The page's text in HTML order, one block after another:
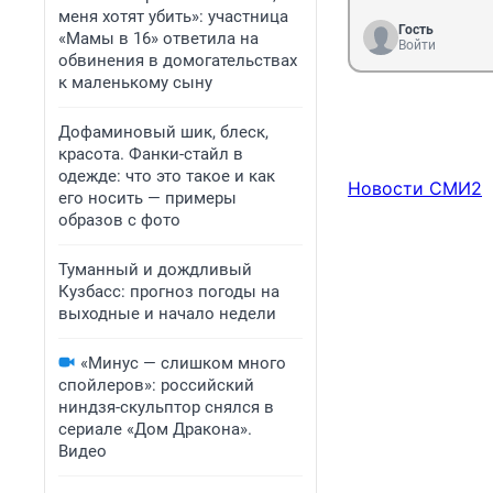
меня хотят убить»: участница
«Мамы в 16» ответила на
обвинения в домогательствах
к маленькому сыну
Дофаминовый шик, блеск,
красота. Фанки-стайл в
одежде: что это такое и как
его носить — примеры
образов с фото
Туманный и дождливый
Кузбасс: прогноз погоды на
выходные и начало недели
«Минус — слишком много
спойлеров»: российский
ниндзя-скульптор снялся в
сериале «Дом Дракона».
Видео
Гость
Войти
Новости СМИ2